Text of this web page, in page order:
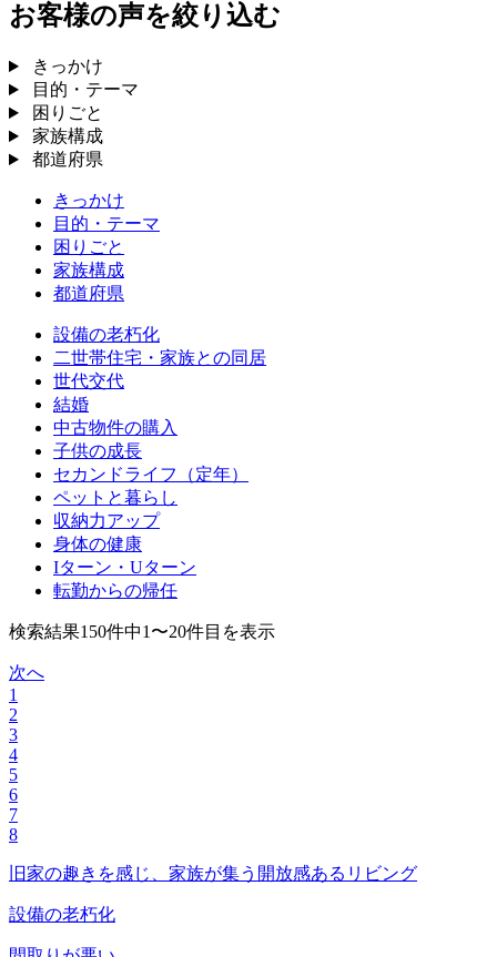
お客様の声を絞り込む
きっかけ
目的・テーマ
困りごと
家族構成
都道府県
きっかけ
目的・テーマ
困りごと
家族構成
都道府県
設備の老朽化
二世帯住宅・家族との同居
世代交代
結婚
中古物件の購入
子供の成長
セカンドライフ（定年）
ペットと暮らし
収納力アップ
身体の健康
Iターン・Uターン
転勤からの帰任
検索結果150件中1〜20件目を表示
次へ
1
2
3
4
5
6
7
8
旧家の趣きを感じ、家族が集う開放感あるリビング
設備の老朽化